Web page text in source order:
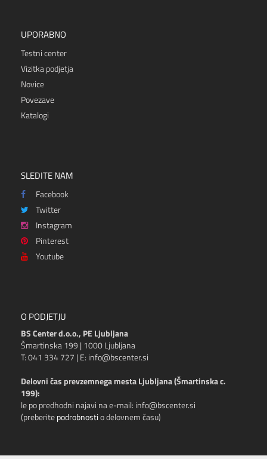
UPORABNO
Testni center
Vizitka podjetja
Novice
Povezave
Katalogi
SLEDITE NAM
Facebook
Twitter
Instagram
Pinterest
Youtube
O PODJETJU
BS Center d.o.o., PE Ljubljana
Šmartinska 199 | 1000 Ljubljana
T: 041 334 727 | E: info@bscenter.si
Delovni čas prevzemnega mesta Ljubljana (Šmartinska c.
199):
le po predhodni najavi na e-mail: info@bscenter.si
(preberitepodrobnostio delovnem času)